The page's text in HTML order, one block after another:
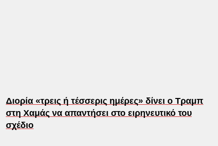
Διορία «τρεις ή τέσσερις ημέρες» δίνει ο Τραμπ
στη Χαμάς να απαντήσει στο ειρηνευτικό του
σχέδιο